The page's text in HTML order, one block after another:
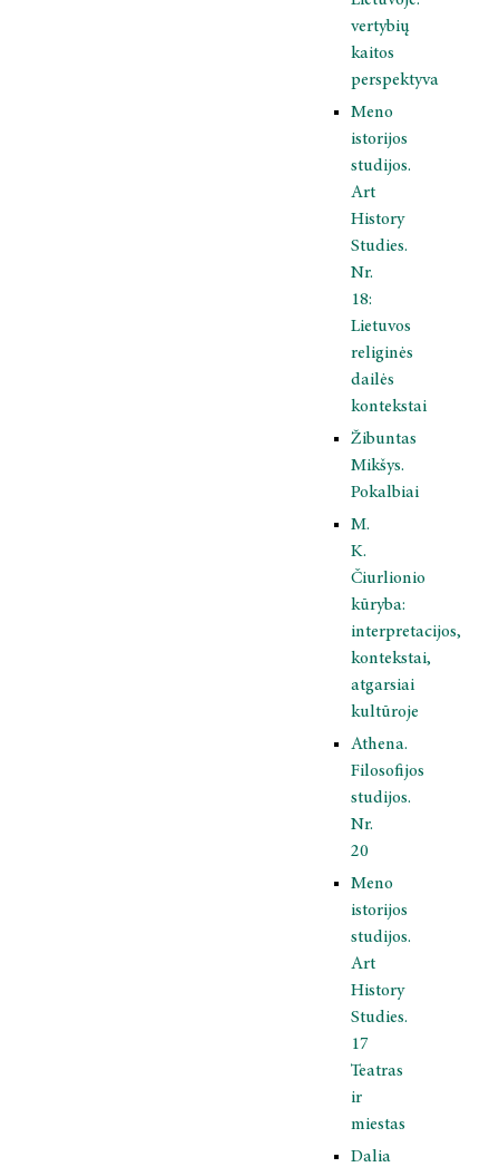
vertybių
kaitos
perspektyva
Meno
istorijos
studijos.
Art
History
Studies.
Nr.
18:
Lietuvos
religinės
dailės
kontekstai
Žibuntas
Mikšys.
Pokalbiai
M.
K.
Čiurlionio
kūryba:
interpretacijos,
kontekstai,
atgarsiai
kultūroje
Athena.
Filosofijos
studijos.
Nr.
20
Meno
istorijos
studijos.
Art
History
Studies.
17
Teatras
ir
miestas
Dalia